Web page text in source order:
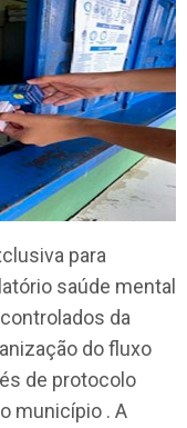
para
saúde mental
da
do fluxo
de protocolo
município . A